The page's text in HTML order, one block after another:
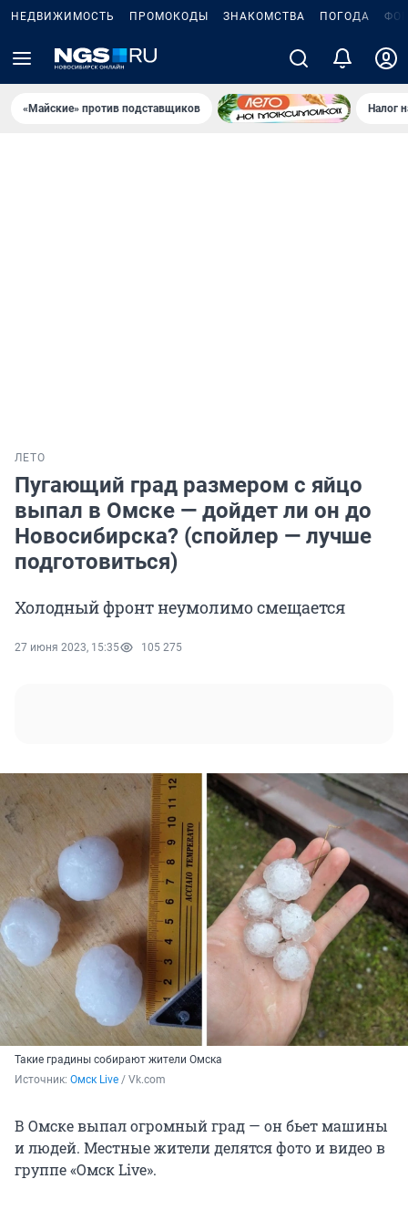
НЕДВИЖИМОСТЬ ПРОМОКОДЫ ЗНАКОМСТВА ПОГОДА
«Майские» против подставщиков Налог
ЛЕТО
Пугающий град размером с яйцо
выпал в Омске — дойдет ли он до
Новосибирска? (спойлер — лучше
подготовиться)
Холодный фронт неумолимо смещается
27 июня 2023, 15:35 105 275
Такие градины собирают жители Омска
Источник: Омск Live / Vk.com
В Омске выпал огромный град — он бьет машины
и людей. Местные жители делятся фото и видео в
группе «Омск Live».